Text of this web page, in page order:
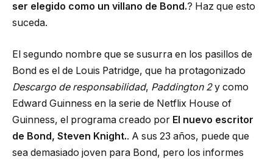
ser elegido como un villano de Bond.? Haz que esto
suceda.
El segundo nombre que se susurra en los pasillos de
Bond es el de Louis Patridge, que ha protagonizado
Descargo de responsabilidad, Paddington 2y como
Edward Guinness en la serie de Netflix House of
Guinness, el programa creado por El nuevo escritor
de Bond, Steven Knight.. A sus 23 años, puede que
sea demasiado joven para Bond, pero los informes